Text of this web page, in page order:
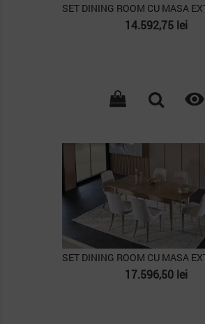
Pret
14.592,75 lei

Pret
17.596,50 lei